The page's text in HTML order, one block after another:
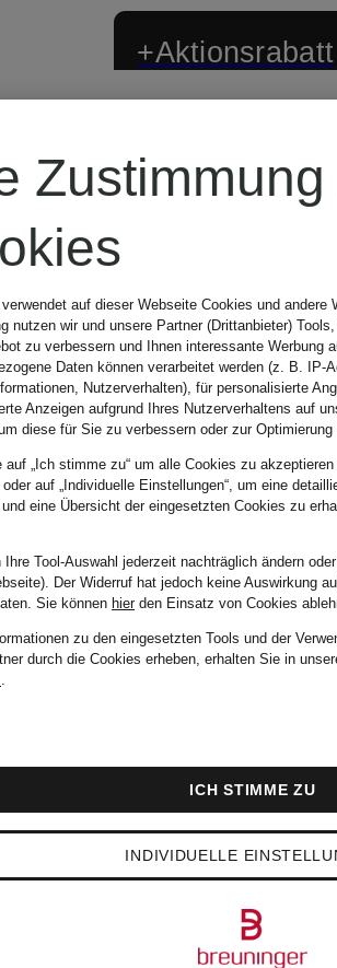
+Aktionsrabatt
Pullover
99,99 €
Bestpreis:
149,95 €
Zustimmung
auf dieser Webseite Cookies und andere
nutzen wir und unsere Partner (Drittanbieter)
zu verbessern und Ihnen interessante Werbung
Daten können verarbeitet werden (z. B. IP-
Nutzerverhalten), für personalisierte
Anzeigen aufgrund Ihres Nutzerverhaltens auf
diese für Sie zu verbessern oder zur Optimierung
auf „Ich stimme zu“ um alle Cookies zu
auf „Individuelle Einstellungen“, um eine
eine Übersicht der eingesetzten Cookies zu
Ihre Tool-Auswahl jederzeit nachträglich ändern
Der Widerruf hat jedoch keine Auswirkung
Sie können hierden Einsatz von Cookies
zu den eingesetzten Tools und der
durch die Cookies erheben, erhalten Sie in
.
INDIVIDUELLE
ICH STIMME ZU